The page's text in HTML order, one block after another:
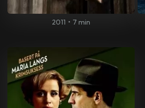
2011 • 7 min